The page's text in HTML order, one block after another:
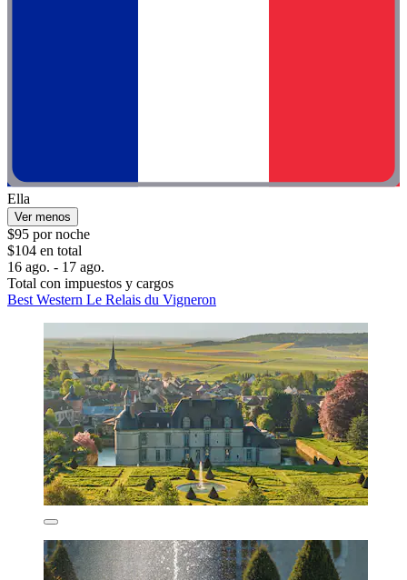
Ella
Ver menos
$95 por noche
$104 en total
16 ago. - 17 ago.
Total con impuestos y cargos
Best Western Le Relais du Vigneron